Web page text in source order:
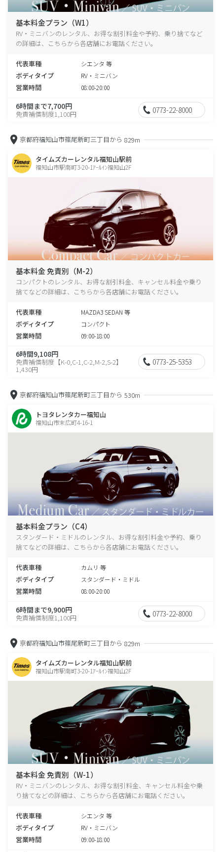
基本料金プラン（W1）
RV・ミニバンのレンタル、お得な割引料金や予約、乗り捨てなど
の詳細は、こちらから各店舗にお電話ください。
代表車種 シエンタ 等
ボディタイプ RV・ミニバン
営業時間 08:00-20:00
6時間まで7,700円
免責補償制度1,100円 0773-22-8000
京都府福知山市篠尾新町三丁目から 829m
タイムズカーレンタル福知山駅前
福知山市駅南町3-20-1ｱｰﾙｲﾝ福知山2F
基本料金 免責別（M-2）
コンパクトのレンタル、お得な割引料金、キャンセル料金や乗り
捨てなどの詳細は、こちらから各店舗にお電話ください。
代表車種 MAZDA3 SEDAN 等
ボディタイプ コンパクト
営業時間 09:00-18:00
6時間9,108円
免責補償制度【K-0,C-1,C-2,M-2,S-2】
1,430円
0773-25-5353
京都府福知山市篠尾新町三丁目から 530m
トヨタレンタカー福知山
福知山市末広町4-16-1
基本料金プラン（C4）
スタンダード・ミドルのレンタル、お得な割引料金や予約、乗り
捨てなどの詳細は、こちらから各店舗にお電話ください。
代表車種 カムリ 等
ボディタイプ スタンダード・ミドル
営業時間 08:00-20:00
6時間まで9,900円
免責補償制度1,100円 0773-22-8000
京都府福知山市篠尾新町三丁目から 829m
タイムズカーレンタル福知山駅前
福知山市駅南町3-20-1ｱｰﾙｲﾝ福知山2F
基本料金 免責別（W-1）
RV・ミニバンのレンタル、お得な割引料金、キャンセル料金や乗
り捨てなどの詳細は、こちらから各店舗にお電話ください。
代表車種 シエンタ 等
ボディタイプ RV・ミニバン
営業時間 09:00-18:00